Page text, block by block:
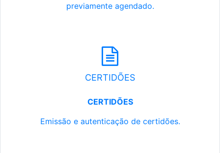
previamente agendado.
CERTIDÕES
CERTIDÕES
Emissão e autenticação de certidões.